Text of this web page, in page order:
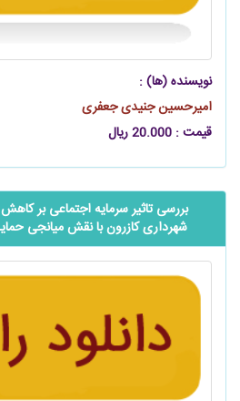
نویسنده (ها) :
امیرحسین جنیدی جعفری
قیمت : 20.000 ریال
بررسی تاثیر سرمایه اجتماعی بر
شهرداری کازرون با نقش میانجی